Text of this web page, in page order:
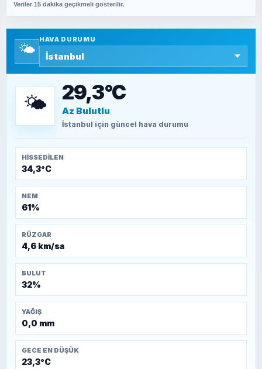
SAVAŞ ŞAHİN
SEYFULLAH ÇİÇEK
TEOMAN ALPASLAN
Kütahya-Eskişehir Muharebeleri (10-24
Veriler 15 dakika geçikmeli gösterilir.
🌤️
HAVA DURUMU
🌤️ 29,3°C
Az Bulutlu
İstanbul için güncel hava durumu
HISSEDILEN
34,3°C
NEM
61%
RÜZGAR
4,6 km/sa
BULUT
32%
YAĞIŞ
0,0 mm
GECE EN DÜŞÜK
23,3°C